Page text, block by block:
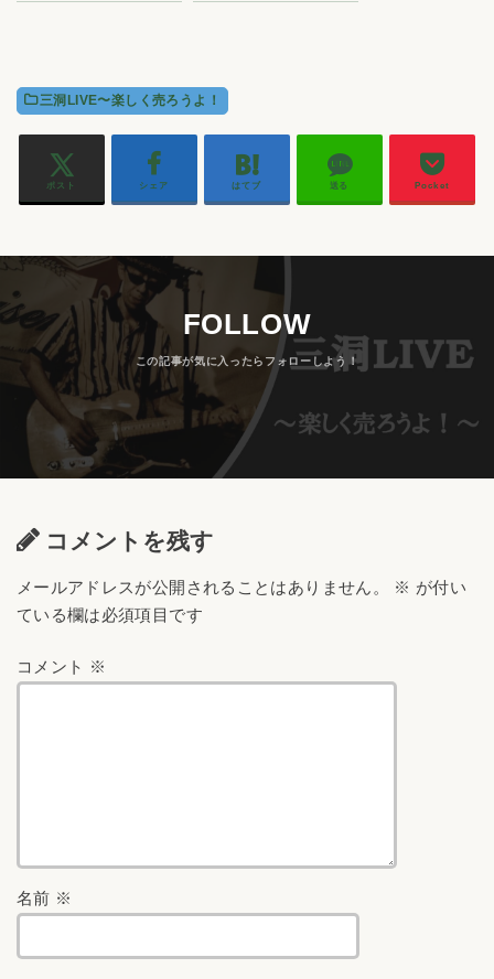
三洞LIVE〜楽しく売ろうよ！
ポスト シェア はてブ 送る Pocket
FOLLOW
コメントを残す
メールアドレスが公開されることはありません。 ※ が付い
ている欄は必須項目です
コメント ※
名前 ※